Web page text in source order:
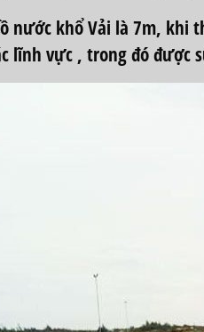
nước khổ Vải là 7m, khi
lĩnh vực , trong đó được